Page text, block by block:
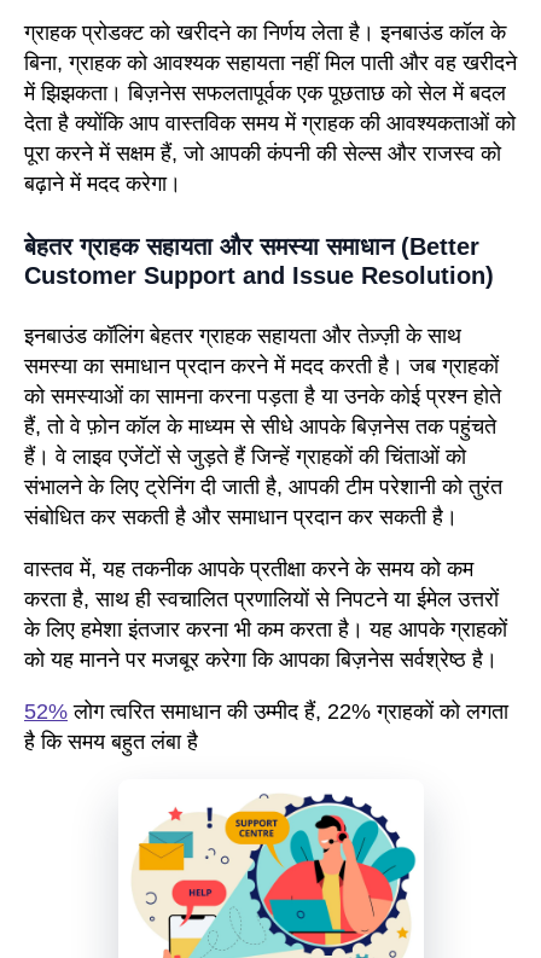
ग्राहक प्रोडक्ट को खरीदने का निर्णय लेता है। इनबाउंड कॉल के
बिना, ग्राहक को आवश्यक सहायता नहीं मिल पाती और वह खरीदने
में झिझकता। बिज़नेस सफलतापूर्वक एक पूछताछ को सेल में बदल
देता है क्योंकि आप वास्तविक समय में ग्राहक की आवश्यकताओं को
पूरा करने में सक्षम हैं, जो आपकी कंपनी की सेल्स और राजस्व को
बढ़ाने में मदद करेगा।
बेहतर ग्राहक सहायता और समस्या समाधान (Better
Customer Support and Issue Resolution)
इनबाउंड कॉलिंग बेहतर ग्राहक सहायता और तेज़्ज़ी के साथ
समस्या का समाधान प्रदान करने में मदद करती है। जब ग्राहकों
को समस्याओं का सामना करना पड़ता है या उनके कोई प्रश्न होते
हैं, तो वे फ़ोन कॉल के माध्यम से सीधे आपके बिज़नेस तक पहुंचते
हैं। वे लाइव एजेंटों से जुड़ते हैं जिन्हें ग्राहकों की चिंताओं को
संभालने के लिए ट्रेनिंग दी जाती है, आपकी टीम परेशानी को तुरंत
संबोधित कर सकती है और समाधान प्रदान कर सकती है।
वास्तव में, यह तकनीक आपके प्रतीक्षा करने के समय को कम
करता है, साथ ही स्वचालित प्रणालियों से निपटने या ईमेल उत्तरों
के लिए हमेशा इंतजार करना भी कम करता है। यह आपके ग्राहकों
को यह मानने पर मजबूर करेगा कि आपका बिज़नेस सर्वश्रेष्ठ है।
52% लोग त्वरित समाधान की उम्मीद हैं, 22% ग्राहकों को लगता
है कि समय बहुत लंबा है